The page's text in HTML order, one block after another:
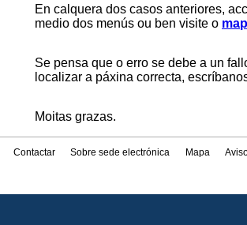
En calquera dos casos anteriores,
medio dos menús ou ben visite o
Se pensa que o erro se debe a un
localizar a páxina correcta,
Moitas grazas.
Contactar Sobre sede electrónica Mapa